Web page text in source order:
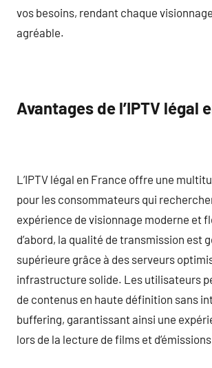
vos besoins, rendant chaque
agréable.
Avantages de l’IPTV légal
L’IPTV légal en France offre une
pour les consommateurs qui
expérience de visionnage moderne et
d’abord, la qualité de transmission est
supérieure grâce à des serveurs
infrastructure solide. Les utilisateurs
de contenus en haute définition sans
buffering, garantissant ainsi une
lors de la lecture de films et